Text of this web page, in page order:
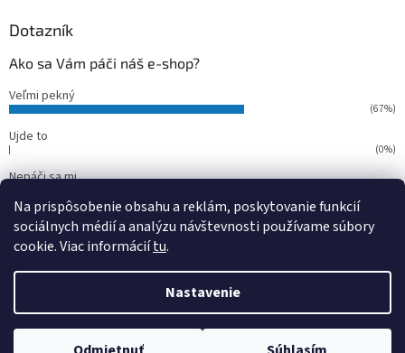
Na prispôsobenie obsahu a reklám, poskytovanie funkcií
sociálnych médií a analýzu návštevnosti používame súbory
cookie. Viac informáciítu.
Nastavenie
Dotazník
Ako sa Vám páči náš e-shop?
Veľmi pekný
(67%)
Ujde to
(0%)
Nepáči sa mi
Počet hlasov: 15
Copyright 2026outdoorfish. Všetky práva vyhradené.Upraviť